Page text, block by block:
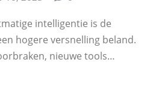
intelligentie is de
hogere versnelling beland.
nieuwe tools…